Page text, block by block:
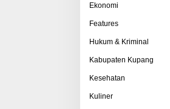
Ekonomi
Features
Hukum & Kriminal
Kabupaten Kupang
Kesehatan
Kuliner